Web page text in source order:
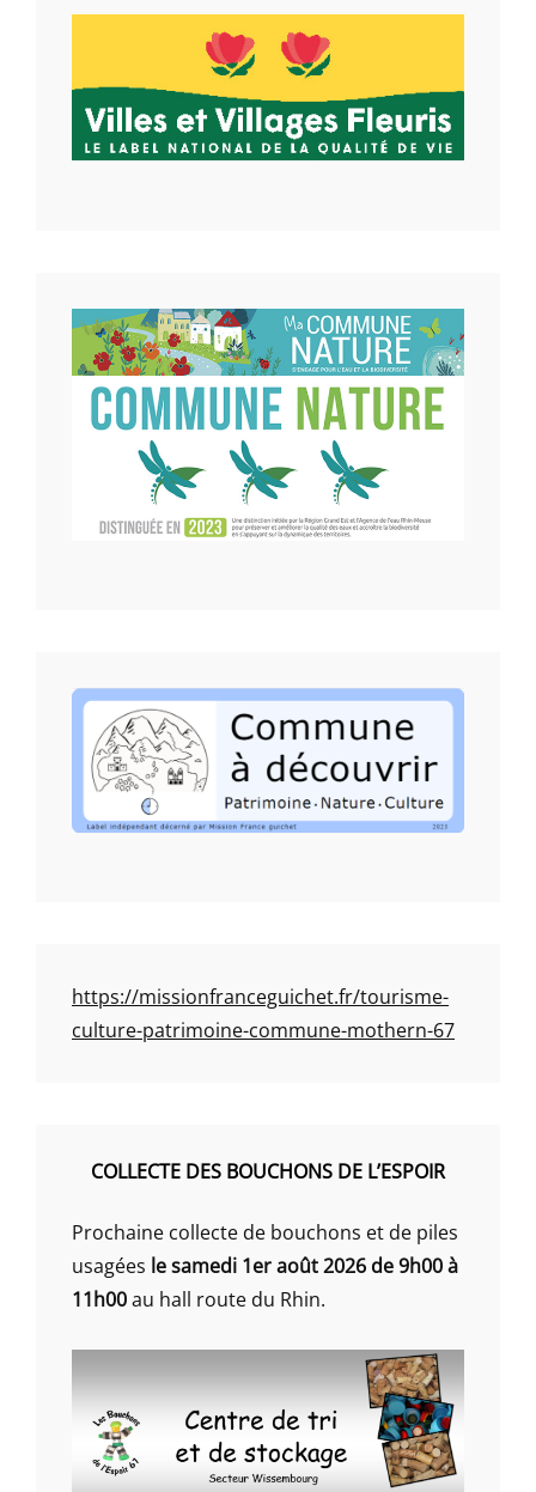
https://missionfranceguichet.fr/tourisme-
culture-patrimoine-commune-mothern-67
COLLECTE DES BOUCHONS DE L’ESPOIR
Prochaine collecte de bouchons et de piles
usagées le samedi 1er août 2026 de 9h00 à
11h00au hall route du Rhin.